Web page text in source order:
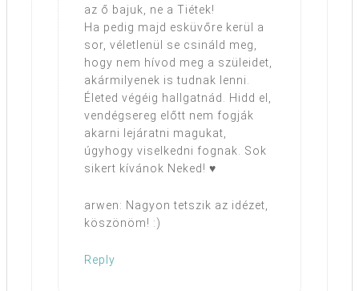
az ő bajuk, ne a Tiétek!
Ha pedig majd esküvőre kerül a
sor, véletlenül se csináld meg,
hogy nem hívod meg a szüleidet,
akármilyenek is tudnak lenni.
Életed végéig hallgatnád. Hidd el,
vendégsereg előtt nem fogják
akarni lejáratni magukat,
úgyhogy viselkedni fognak. Sok
sikert kívánok Neked! ♥
arwen: Nagyon tetszik az idézet,
köszönöm! :)
Reply